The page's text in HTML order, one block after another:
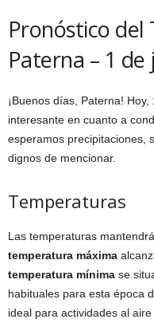
Pronóstico del
Paterna – 1
¡Buenos días, Paterna!
interesante en cuanto a
esperamos precipitaciones,
dignos de mencionar.
Temperaturas
Las temperaturas
temperatura máxima
temperatura mínima se
habituales para esta época
ideal para actividades al aire